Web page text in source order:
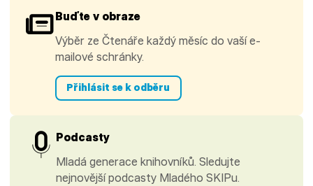
Buďte v obraze
Výběr ze Čtenáře každý měsíc do vaší e-
mailové schránky.
Přihlásit se k odběru
Podcasty
Mladá generace knihovníků. Sledujte
nejnovější podcasty Mladého SKIPu.